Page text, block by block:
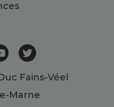
Fains-Véel
Marne